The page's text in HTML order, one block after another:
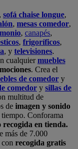
, sofá chaise longue,
, mesas comedor,
, canapés,
, frigoríficos,
, y televisiones.
cualquiermuebles
. Crea el
de comedor y
comedor y sillas de
multitud de
de imagen y sonido
tiempo. Conforama
recogida en tienda.
más de 7.000
recogida gratis